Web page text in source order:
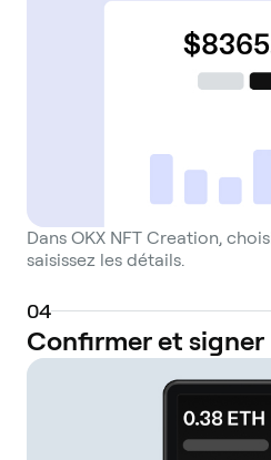
Dans OKX NFT Creation,
saisissez les détails.
04
Confirmer et signer